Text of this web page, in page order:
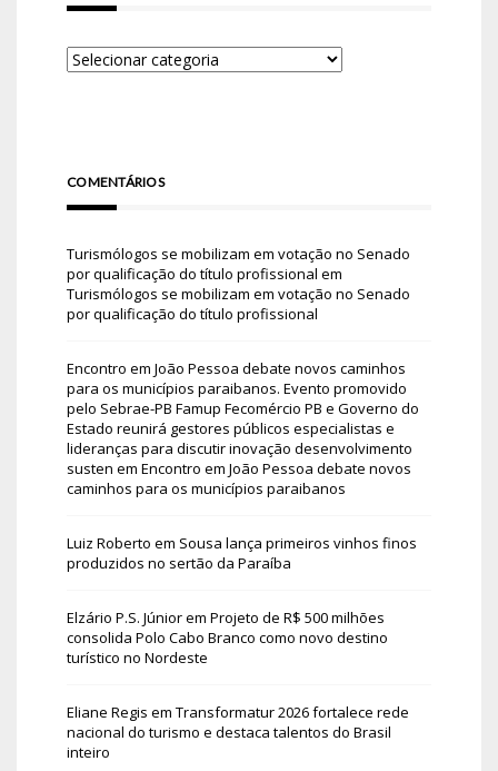
COMENTÁRIOS
Turismólogos se mobilizam em votação no Senado
por qualificação do título profissional em
Turismólogos se mobilizam em votação no Senado
por qualificação do título profissional
Encontro em João Pessoa debate novos caminhos
para os municípios paraibanos. Evento promovido
pelo Sebrae-PB Famup Fecomércio PB e Governo do
Estado reunirá gestores públicos especialistas e
lideranças para discutir inovação desenvolvimento
susten em Encontro em João Pessoa debate novos
caminhos para os municípios paraibanos
Luiz Roberto em Sousa lança primeiros vinhos finos
produzidos no sertão da Paraíba
Elzário P.S. Júniorem Projeto de R$ 500 milhões
consolida Polo Cabo Branco como novo destino
turístico no Nordeste
Eliane Regis em Transformatur 2026 fortalece rede
nacional do turismo e destaca talentos do Brasil
inteiro